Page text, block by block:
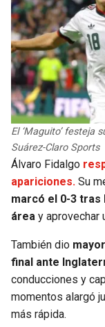
El ‘Maguito’ festeja
Suárez-Claro Sports
Álvaro Fidalgo
apariciones. Su
marcó el 0-3 tras
área y aprovechar
También dio
final ante
conducciones y
momentos alargó
más rápida.